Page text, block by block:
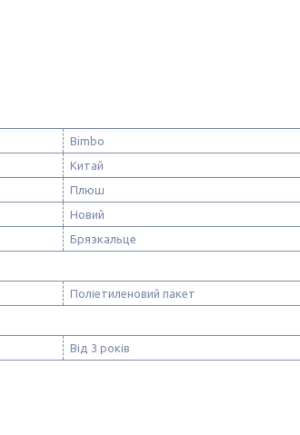
Bimbo
Китай
Плюш
Новий
Брязкальце
Поліетиленовий пакет
Від 3 років